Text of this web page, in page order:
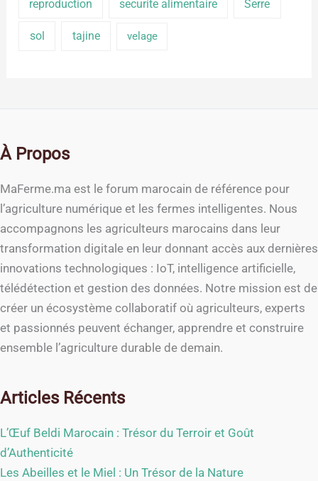
reproduction securite alimentaire Serre
sol tajine velage
À Propos
MaFerme.ma est le forum marocain de référence pour
l’agriculture numérique et les fermes intelligentes. Nous
accompagnons les agriculteurs marocains dans leur
transformation digitale en leur donnant accès aux dernières
innovations technologiques : IoT, intelligence artificielle,
télédétection et gestion des données. Notre mission est de
créer un écosystème collaboratif où agriculteurs, experts
et passionnés peuvent échanger, apprendre et construire
ensemble l’agriculture durable de demain.
Articles Récents
L’Œuf Beldi Marocain : Trésor du Terroir et Goût
d’Authenticité
Les Abeilles et le Miel : Un Trésor de la Nature